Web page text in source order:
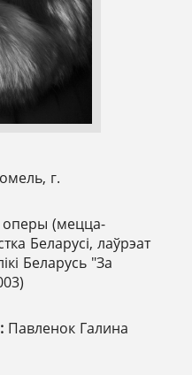
г.
оперы (мецца-
Беларусі, лаўрэат
Беларусь "За
Павленок Галина